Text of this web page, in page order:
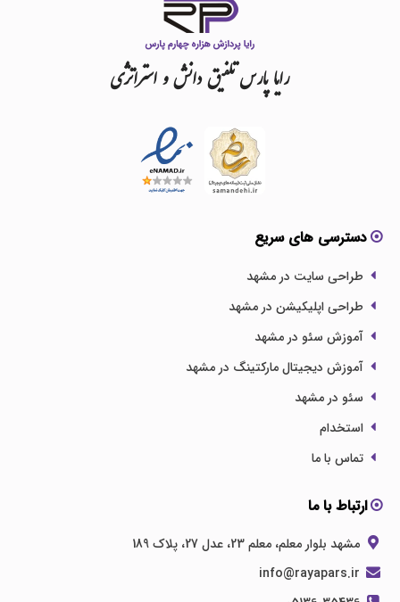
رایاپارستلفیقدانشواستراتژی
دسترسی های سریع
طراحی سایت در مشهد
طراحی اپلیکیشن در مشهد
آموزش سئو در مشهد
آموزش دیجیتال مارکتینگ در مشهد
سئو در مشهد
استخدام
تماس با ما
ارتباط با ما
مشهد بلوار معلم، معلم 23، عدل 27، پلاک 189